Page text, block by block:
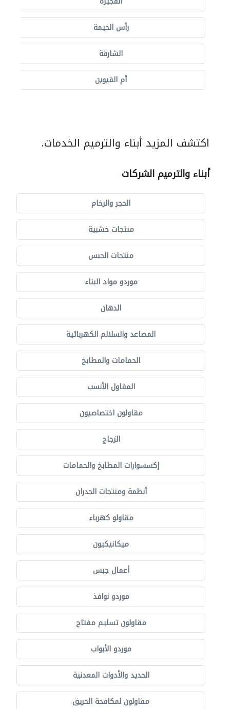
رأس الخيمة
الشارقة
أم القيوين
اكتشف المزيد أبناء والترميم الخدمات.
أبناء والترميم الشركات
الحجر والرخام
منتجات خشبية
منتجات الجبس
موردو مواد البناء
الدهان
المصاعد والسلالم الكهربائية
الحمامات والمطابخ
المقاول الأنسب
مقاولون اختصاصيون
الزجاج
إكسسوارات المطابخ والحمامات
أنظمة ومنتجات الجدران
مقاولو كهرباء
ميكانيكيون
أعمال جبس
موردو نوافذ
مقاولون تسليم مفتاح
موردو الأبواب
الحديد والأدوات المعدنية
مقاولون لمكافحة الحريق